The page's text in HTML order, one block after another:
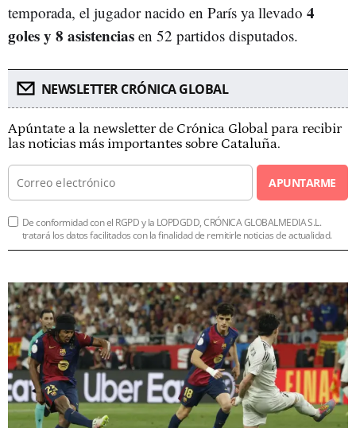
temporada, el jugador nacido en París ya llevado 4
goles y 8 asistencias en 52 partidos disputados.
NEWSLETTER CRÓNICA GLOBAL
Apúntate a la newsletter de Crónica Global para recibir
las noticias más importantes sobre Cataluña.
APUNTARME
De conformidad con el RGPD y la LOPDGDD, CRÓNICA GLOBALMEDIA S.L.
tratará los datos facilitados con la finalidad de remitirle noticias de actualidad.